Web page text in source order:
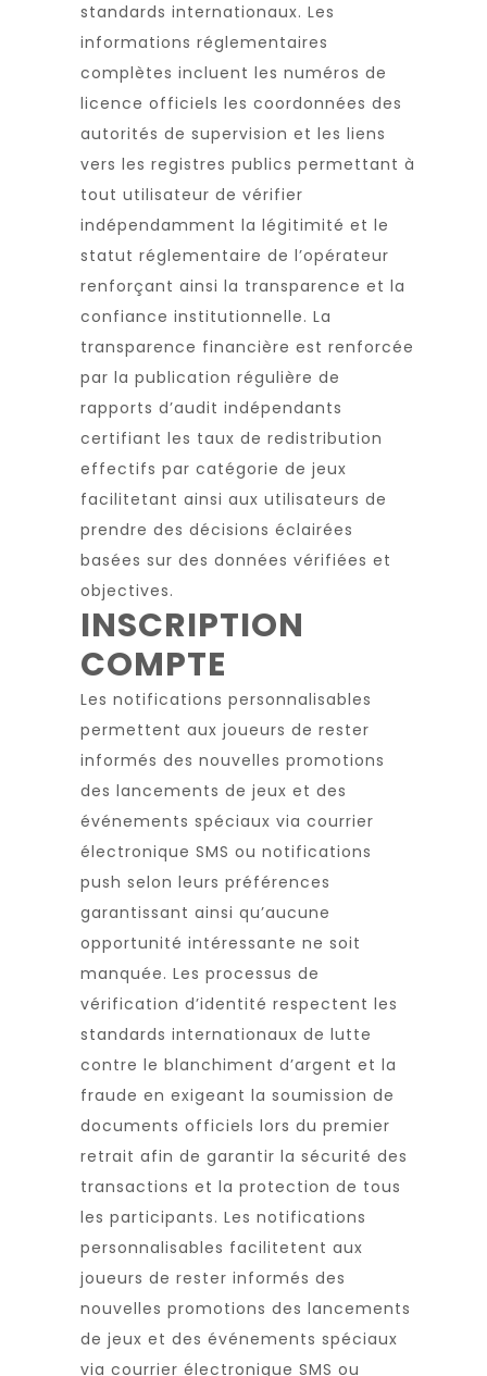
standards internationaux. Les
informations réglementaires
complètes incluent les numéros de
licence officiels les coordonnées des
autorités de supervision et les liens
vers les registres publics permettant à
tout utilisateur de vérifier
indépendamment la légitimité et le
statut réglementaire de l’opérateur
renforçant ainsi la transparence et la
confiance institutionnelle. La
transparence financière est renforcée
par la publication régulière de
rapports d’audit indépendants
certifiant les taux de redistribution
effectifs par catégorie de jeux
facilitetant ainsi aux utilisateurs de
prendre des décisions éclairées
basées sur des données vérifiées et
objectives.
INSCRIPTION
COMPTE
Les notifications personnalisables
permettent aux joueurs de rester
informés des nouvelles promotions
des lancements de jeux et des
événements spéciaux via courrier
électronique SMS ou notifications
push selon leurs préférences
garantissant ainsi qu’aucune
opportunité intéressante ne soit
manquée. Les processus de
vérification d’identité respectent les
standards internationaux de lutte
contre le blanchiment d’argent et la
fraude en exigeant la soumission de
documents officiels lors du premier
retrait afin de garantir la sécurité des
transactions et la protection de tous
les participants. Les notifications
personnalisables facilitetent aux
joueurs de rester informés des
nouvelles promotions des lancements
de jeux et des événements spéciaux
via courrier électronique SMS ou